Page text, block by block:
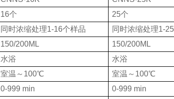
16个
25个
同时浓缩处理1-16个样品
同时浓缩处理1-
150/200ML
150/200ML
水浴
水浴
室温～100℃
室温～100℃
0-999 min
0-999 min